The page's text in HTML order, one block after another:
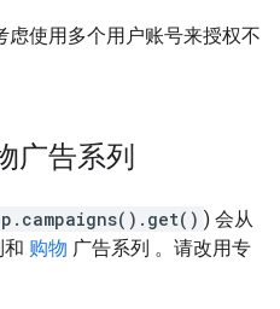
使用多个用户账号来授权不
广告系列
) 会从
和 购物 广告系列 。请改用专